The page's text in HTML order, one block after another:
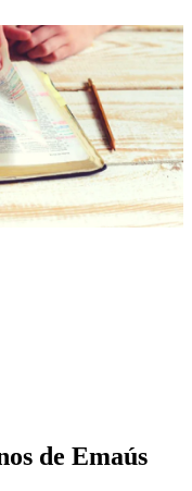
de Emaús